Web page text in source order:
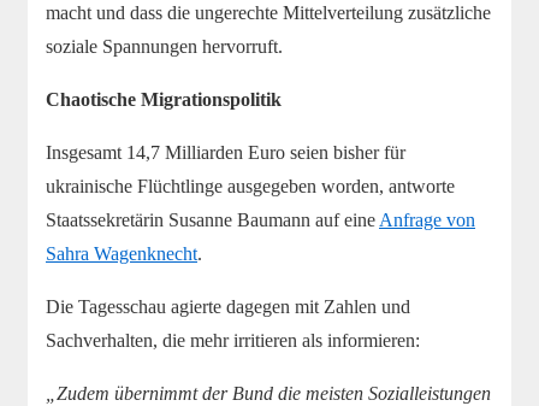
macht und dass die ungerechte Mittelverteilung zusätzliche
soziale Spannungen hervorruft.
Chaotische Migrationspolitik
Insgesamt 14,7 Milliarden Euro seien bisher für
ukrainische Flüchtlinge ausgegeben worden, antworte
Staatssekretärin Susanne Baumann auf eine Anfrage von
Sahra Wagenknecht.
Die Tagesschau agierte dagegen mit Zahlen und
Sachverhalten, die mehr irritieren als informieren:
„Zudem übernimmt der Bund die meisten Sozialleistungen